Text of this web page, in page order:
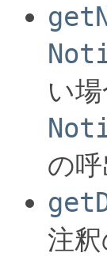
い
の
注